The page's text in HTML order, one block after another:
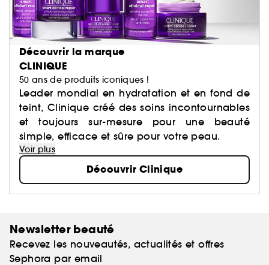
Découvrir la marque
CLINIQUE
50 ans de produits iconiques !
Leader mondial en hydratation et en fond de
teint, Clinique créé des soins incontournables
et toujours sur-mesure pour une beauté
simple, efficace et sûre pour votre peau.
Voir plus
Découvrir Clinique
Newsletter beauté
Recevez les nouveautés, actualités et offres
Sephora par email